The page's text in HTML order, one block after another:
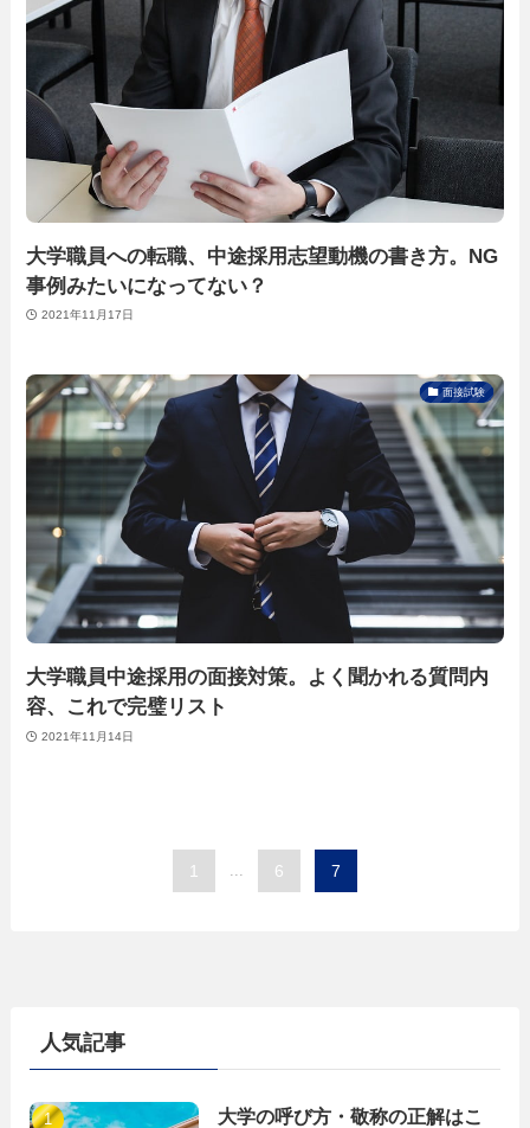
大学職員への転職、中途採用志望動機の書き方。NG
事例みたいになってない？
2021年11月17日
面接試験
大学職員中途採用の面接対策。よく聞かれる質問内
容、これで完璧リスト
2021年11月14日
1 ... 6 7
人気記事
大学の呼び方・敬称の正解はこ